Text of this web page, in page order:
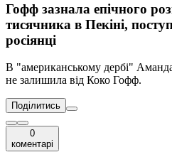
Гофф зазнала епічного
тисячника в Пекіні,
росіянці
В "американському дербі"
не залишила від Коко Гофф.
Поділитись
0
коментарі